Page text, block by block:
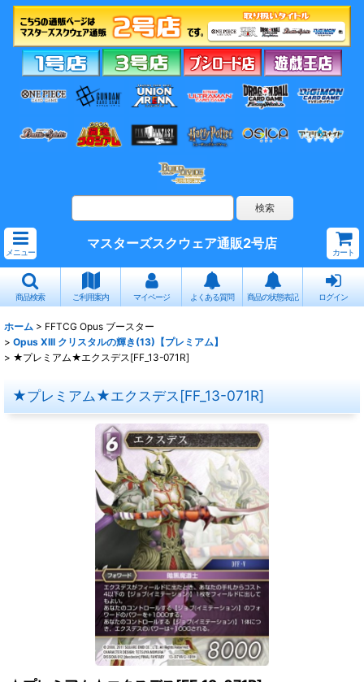
メニュー
マスターズスクウェア通販2号店
カート
商品検索 ご利用案内 マイページ よくある質問 商品の状態表記 ログイン
ホーム > FFTCG Opus ブースター
> Opus XIII クリスタルの輝き(13)【プレミアム】
> ★プレミアム★エクスデス[FF_13-071R]
★プレミアム★エクスデス[FF_13-071R]